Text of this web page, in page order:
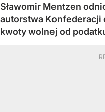
Sławomir Mentzen
autorstwa Konfederacji
kwoty wolnej od